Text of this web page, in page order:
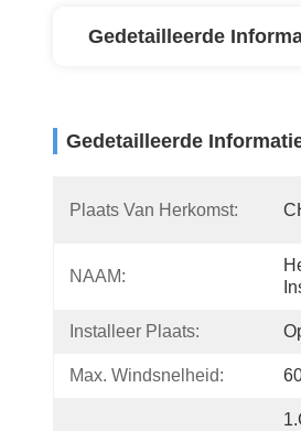
Gedetailleerde
Gedetailleerde
Plaats Van Herkomst:
NAAM:
Installeer Plaats:
Max. Windsnelheid: